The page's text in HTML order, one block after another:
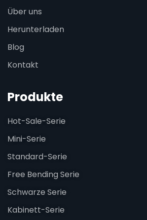
Über uns
Herunterladen
Blog
Kontakt
Produkte
Hot-Sale-Serie
Mini-Serie
Standard-Serie
Free Bending Serie
Schwarze Serie
Kabinett-Serie